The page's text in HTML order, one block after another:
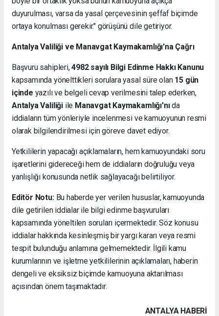
duyurulması, varsa da yasal çerçevesinin şeffaf biçimde
ortaya konulması gerekir." görüşünü dile getiriyor.
Antalya Valiliği ve Manavgat Kaymakamlığı'na Çağrı
Başvuru sahipleri,4982 sayılı Bilgi Edinme Hakkı Kanunu
kapsamında yönelttikleri sorulara yasal süre olan 15 gün
içinde yazılı ve belgeli cevap verilmesini talep ederken,
Antalya Valiliğiile Manavgat Kaymakamlığı'nıda
iddiaların tüm yönleriyle incelenmesi ve kamuoyunun resmi
olarak bilgilendirilmesi için göreve davet ediyor.
Yetkililerin yapacağı açıklamaların, hem kamuoyundaki soru
işaretlerini gidereceği hem de iddiaların doğruluğu veya
yanlışlığı konusunda netlik sağlayacağı belirtiliyor.
Editör Notu:Bu haberde yer verilen hususlar, kamuoyunda
dile getirilen iddialar ile bilgi edinme başvuruları
kapsamında yöneltilen soruları içermektedir. Söz konusu
iddialar hakkında kesinleşmiş bir yargı kararı veya resmi
tespit bulunduğu anlamına gelmemektedir. İlgili kamu
kurumlarının ve işletme yetkililerinin açıklamaları, haberin
dengeli ve eksiksiz biçimde kamuoyuna aktarılması
açısından önem taşımaktadır.
ANTALYA HABERİ